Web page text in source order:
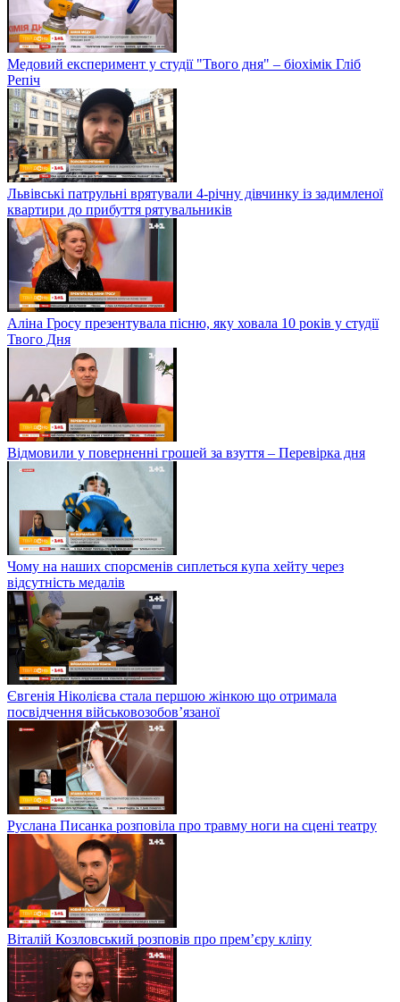
Медовий експеримент у студії "Твого дня" – біохімік Гліб
Репіч
Львівські патрульні врятували 4-річну дівчинку із задимленої
квартири до прибуття рятувальників
Аліна Гросу презентувала пісню, яку ховала 10 років у студії
Твого Дня
Відмовили у поверненні грошей за взуття – Перевірка дня
Чому на наших спорсменів сиплеться купа хейту через
відсутність медалів
Євгенія Ніколієва стала першою жінкою що отримала
посвідчення військовозобов’язаної
Руслана Писанка розповіла про травму ноги на сцені театру
Віталій Козловський розповів про прем’єру кліпу